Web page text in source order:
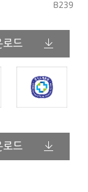
B239
로드
로드